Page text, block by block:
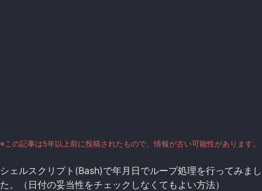
※この記事は5年以上前に投稿されたもので、情報が古い可能性があります。
シェルスクリプト(Bash)で年月日でループ処理を行ってみまし
た。（日付の妥当性をチェックしなくてもよい方法）